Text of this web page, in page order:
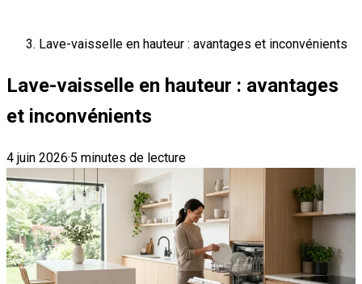
Lave-vaisselle en hauteur : avantages et inconvénients
Lave-vaisselle en hauteur : avantages
et inconvénients
4 juin 2026·5 minutes de lecture